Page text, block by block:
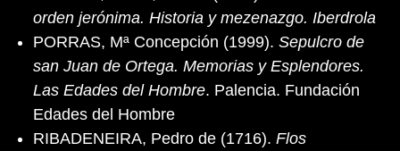
orden jerónima. Historia y mezenazgo. Iberdrola
PORRAS, Mª Concepción (1999). Sepulcro de
san Juan de Ortega. Memorias y Esplendores.
Las Edades del Hombre. Palencia. Fundación
Edades del Hombre
RIBADENEIRA, Pedro de (1716). Flos